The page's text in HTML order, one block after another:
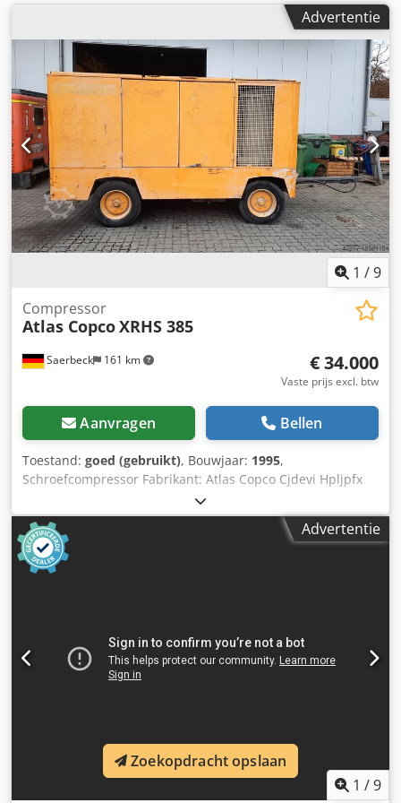
Advertentie
1 /9
Saerbeck 161 km
Compressor
Atlas CopcoXRHS 385
€ 34.000
Vaste prijs excl. btw
Aanvragen Bellen
Toestand: goed (gebruikt), Bouwjaar: 1995,
Schroefcompressor Fabrikant: Atlas Copco Cjdevi Hpljpfx
An Iorf Type: XRHS 385 Productiejaar: 1995 Bedrijfsuren:
ca. 12.865 h Persdruk: 20 bar Vermogen: 224 kW Motor:
OM441LA Gewicht: 5,8 ton
Advertentie
1 /9
Zoekopdracht opslaan